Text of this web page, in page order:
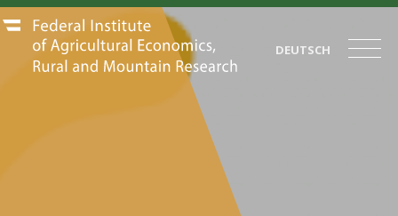
DEUTSCH